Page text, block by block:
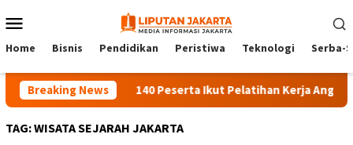
to
Menu
Home Bisnis Pendidikan Peristiwa Teknologi Serba-
Breaking News 140 Peserta Ikut Pelatihan Kerja
TAG:WISATA SEJARAH JAKARTA